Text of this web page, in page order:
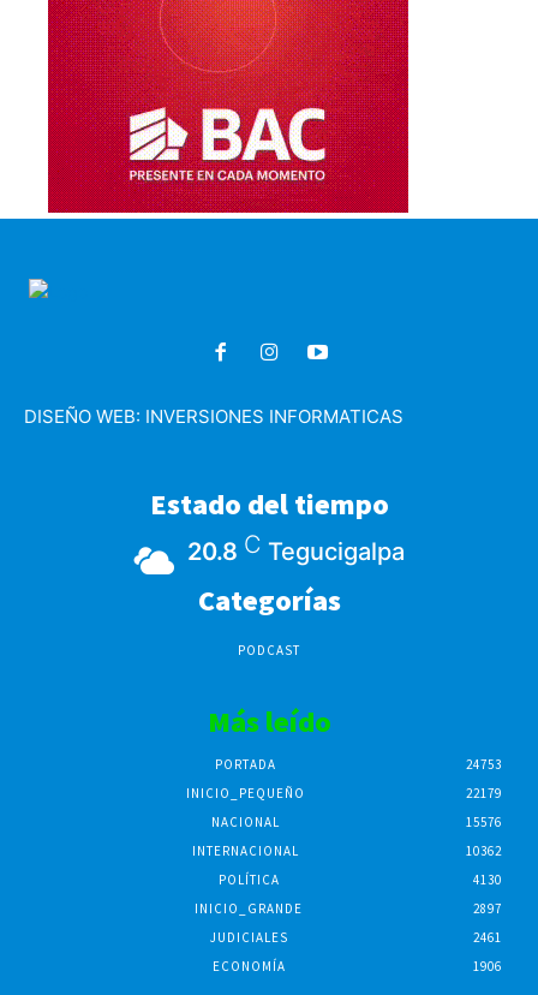
DISEÑO WEB: INVERSIONES INFORMATICAS
Estado del tiempo
20.8 C Tegucigalpa
Categorías
PODCAST
Más leído
PORTADA
24753
INICIO_PEQUEÑO
22179
NACIONAL
15576
INTERNACIONAL
10362
POLÍTICA
4130
INICIO_GRANDE
2897
JUDICIALES
2461
ECONOMÍA
1906